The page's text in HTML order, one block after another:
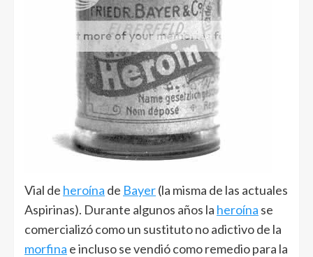
Vial de heroína de Bayer(la misma de las actuales
Aspirinas). Durante algunos años la heroína se
comercializó como un sustituto no adictivo de la
morfina e incluso se vendió como remedio para la